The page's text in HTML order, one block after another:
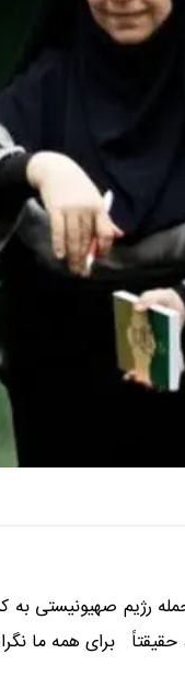
رژیم صهیونیستی به
برای همه ما